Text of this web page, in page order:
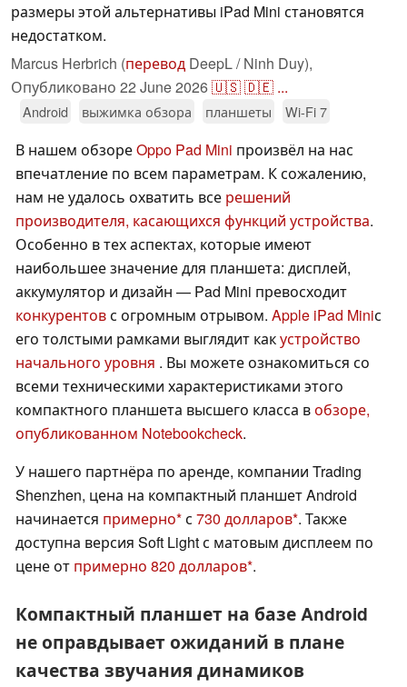
размеры этой альтернативы iPad Mini становятся
недостатком.
Marcus Herbrich (перевод DeepL / Ninh Duy),
Опубликовано 22 June 2026🇺🇸🇩🇪 ...
Android выжимка обзора планшеты Wi-Fi 7
В нашем обзореOppo Pad Mini произвёл на нас
впечатление по всем параметрам. К сожалению,
нам не удалось охватить все решений
производителя, касающихся функций устройства.
Особенно в тех аспектах, которые имеют
наибольшее значение для планшета: дисплей,
аккумулятор и дизайн — Pad Mini превосходит
конкурентовс огромным отрывом. Apple iPad Miniс
его толстыми рамками выглядит какустройство
начального уровня . Вы можете ознакомиться со
всеми техническими характеристиками этого
компактного планшета высшего класса вобзоре,
опубликованном Notebookcheck.
У нашего партнёра по аренде, компании Trading
Shenzhen, цена на компактный планшет Android
начинается примерно с 730 долларов . Также
доступна версия Soft Light с матовым дисплеем по
цене от примерно 820 долларов .
Компактный планшет на базе Android
не оправдывает ожиданий в плане
качества звучания динамиков